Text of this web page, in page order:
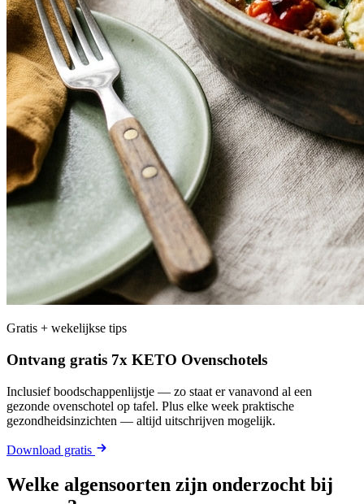
Gratis + wekelijkse tips
Ontvang gratis 7x KETO Ovenschotels
Inclusief boodschappenlijstje — zo staat er vanavond al een
gezonde ovenschotel op tafel. Plus elke week praktische
gezondheidsinzichten — altijd uitschrijven mogelijk.
Download gratis
Welke algensoorten zijn onderzocht bij